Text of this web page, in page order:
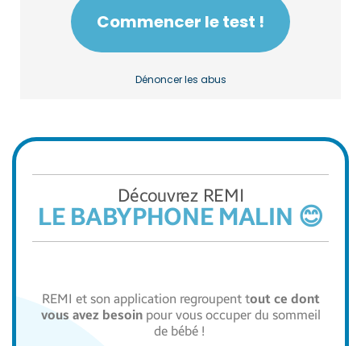
Découvrez REMI
LE BABYPHONE MALIN 😊
REMI et son application regroupent tout ce dont
vous avez besoinpour vous occuper du sommeil
de bébé !